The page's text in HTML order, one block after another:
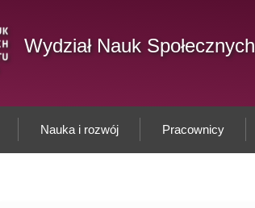
Wydział Nauk Społecznych
Nauka i rozwój Pracownicy